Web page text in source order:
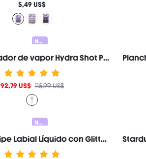
5,49 US$
Nuevo
Cepillo secador de vapor Hydra Shot Pro de 38 mm (1,5"), nanovapor a prueba de quemaduras, 9 temperaturas y 3 niveles de vapor, calentamiento rápido y menos daño, antiencrespamiento y larga duración, voltaje universal para todo tipo de cabello. Regalo Rosa Constituir Playa Festivales Cuidado del cabello Y2K Vacaciones Verano Accesorios para el cabello regreso a la escuela Hogar
92,79 US$ 115,99 US$
Nuevo
Stardust Swipe Labial Líquido con Glitter-519 Mocha Meteor Gloss Labial Brillo Glitter Instantáneo Acabado Mate de Larga Duración A Prueba de Transferencia y Manchas Marca de Belleza Cosmética Maquillaje para Mujeres y Niñas